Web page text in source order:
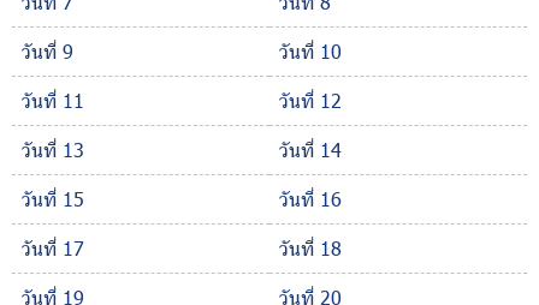
วันที่ 9
วันที่ 10
วันที่ 11
วันที่ 12
วันที่ 13
วันที่ 14
วันที่ 15
วันที่ 16
วันที่ 17
วันที่ 18
วันที่ 19
วันที่ 20